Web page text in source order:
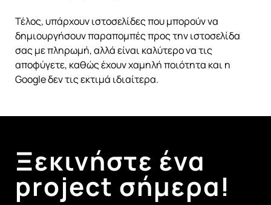
Τέλος, υπάρχουν ιστοσελίδες που μπορούν να
δημιουργήσουν παραπομπές προς την ιστοσελίδα
σας με πληρωμή, αλλά είναι καλύτερο να τις
αποφύγετε, καθώς έχουν χαμηλή ποιότητα και η
Google δεν τις εκτιμά ιδιαίτερα.
Ξεκινήστε ένα
project σήμερα!